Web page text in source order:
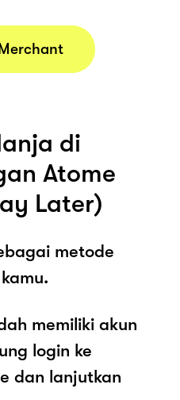
di
Atome
Later)
metode
memiliki akun
login ke
dan lanjutkan